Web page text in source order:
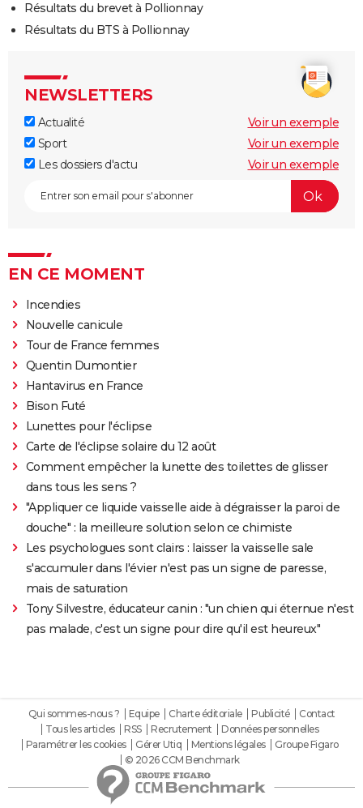
Résultats du brevet à Pollionnay
Résultats du BTS à Pollionnay
NEWSLETTERS
Actualité
Voir un exemple
Sport
Voir un exemple
Les dossiers d'actu
Voir un exemple
EN CE MOMENT
Incendies
Nouvelle canicule
Tour de France femmes
Quentin Dumontier
Hantavirus en France
Bison Futé
Lunettes pour l'éclipse
Carte de l'éclipse solaire du 12 août
Comment empêcher la lunette des toilettes de glisser
dans tous les sens ?
"Appliquer ce liquide vaisselle aide à dégraisser la paroi de
douche" : la meilleure solution selon ce chimiste
Les psychologues sont clairs : laisser la vaisselle sale
s'accumuler dans l'évier n'est pas un signe de paresse,
mais de saturation
Tony Silvestre, éducateur canin : "un chien qui éternue n'est
pas malade, c'est un signe pour dire qu'il est heureux"
Qui sommes-nous ? Equipe Charte éditoriale Publicité
Contact
Tous les articles
RSS Recrutement
Données personnelles
Paramétrer les cookies
Gérer Utiq Mentions légales
Groupe Figaro
© 2026 CCM Benchmark